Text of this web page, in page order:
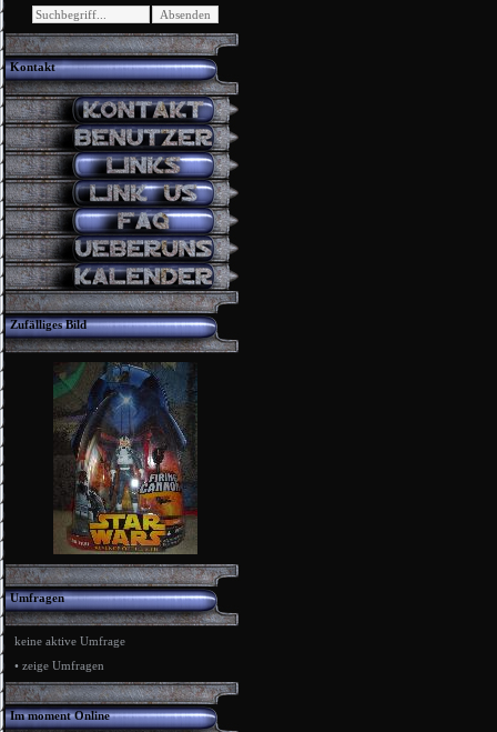
Kontakt
Zufälliges Bild
Umfragen
keine aktive Umfrage
• zeige Umfragen
Im moment Online